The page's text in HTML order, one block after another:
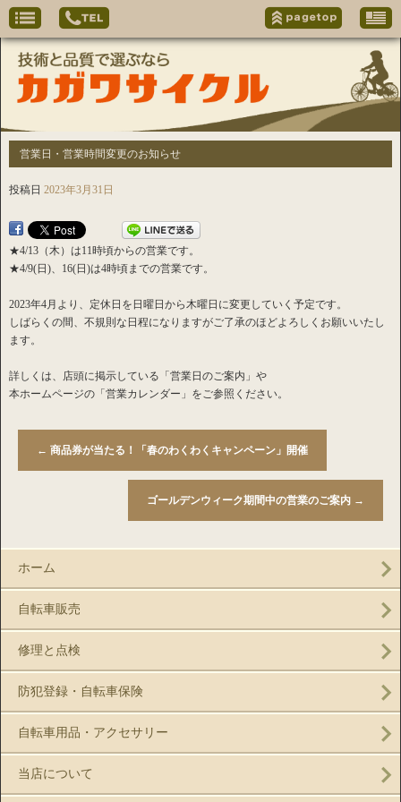
営業日・営業時間変更のお知らせ
投稿日 2023年3月31日
★4/13（木）は11時頃からの営業です。
★4/9(日)、16(日)は4時頃までの営業です。
2023年4月より、定休日を日曜日から木曜日に変更していく予定です。
しばらくの間、不規則な日程になりますがご了承のほどよろしくお願いいたし
ます。
詳しくは、店頭に掲示している「営業日のご案内」や
本ホームページの「営業カレンダー」をご参照ください。
← 商品券が当たる！「春のわくわくキャンペーン」開催
ゴールデンウィーク期間中の営業のご案内 →
ホーム
自転車販売
修理と点検
防犯登録・自転車保険
自転車用品・アクセサリー
当店について